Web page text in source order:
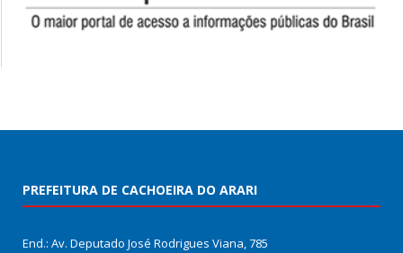
PREFEITURA DE CACHOEIRA DO ARARI
End.: Av. Deputado José Rodrigues Viana, 785